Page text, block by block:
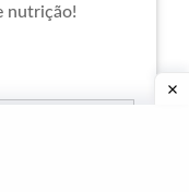
nutrição!